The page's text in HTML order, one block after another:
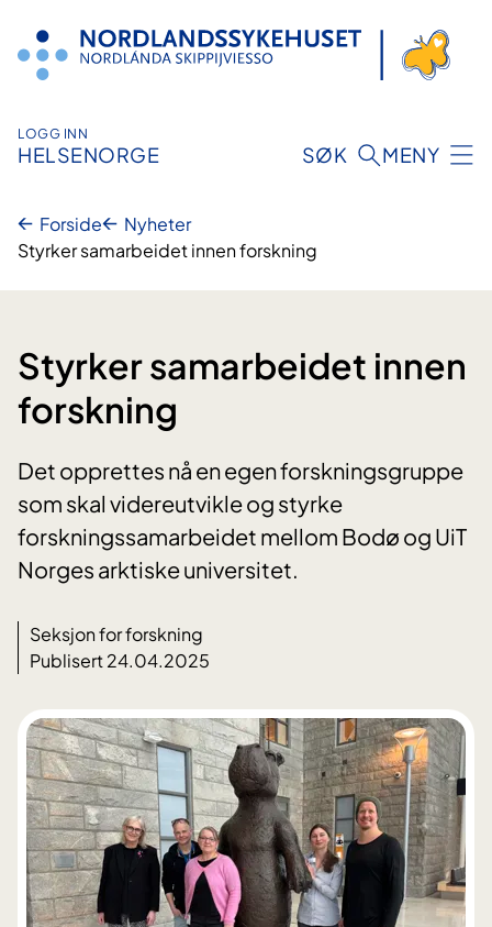
innhold
LOGG INN
HELSENORGE SØK MENY
Forside
Nyheter
Styrker samarbeidet innen forskning
Styrker samarbeidet innen
forskning
Det opprettes nå en egen forskningsgruppe
som skal videreutvikle og styrke
forskningssamarbeidet mellom Bodø og UiT
Norges arktiske universitet.
Seksjon for forskning
Publisert 24.04.2025